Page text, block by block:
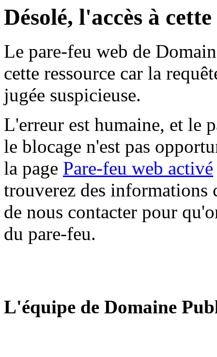
Désolé, l'accès à
Le pare-feu web de
cette ressource car la
jugée suspicieuse.
L'erreur est humaine, et le
le blocage n'est pas
la page Pare-feu web activé
trouverez des informations
de nous contacter pour
du pare-feu.
L'équipe de Domaine